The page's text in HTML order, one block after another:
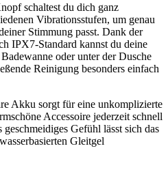
schaltest du dich ganz
Vibrationsstufen, um genau
Stimmung passt. Dank der
IPX7-Standard kannst du deine
oder unter der Dusche
Reinigung besonders einfach
Akku sorgt für eine unkomplizierte
Accessoire jederzeit schnell
Gefühl lässt sich das
Gleitgel